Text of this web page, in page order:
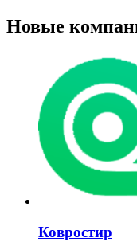
Новые
Ковростир